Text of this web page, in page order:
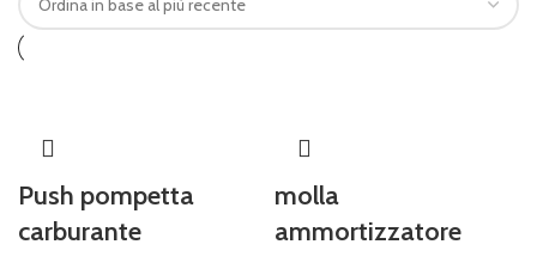
Push pompetta
carburante
molla
ammortizzatore